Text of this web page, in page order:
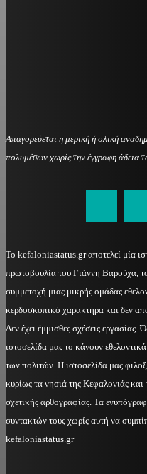
Απαγορεύεται η μερική ή ολική
πολυμέσων χωρίς την έγγραφη
Το kefaloniastatus.gr αποτελεί μία
πρωτοβουλία του Γιάννη Βαρούχα,
συμμετοχή μιας μικρής ομάδας
κερδοσκοπικό χαρακτήρα και δεν
Δεν έχει έμμισθες σχέσεις
ιστοσελίδα μας το κάνουν
των πολιτών. Η ιστοσελίδα μας
κυρίως τα νησιά της Κεφαλονιάς
σχετικής αρθογραφίας. Τα
συντακτών τους χωρίς αυτή να
kefaloniastatus.gr